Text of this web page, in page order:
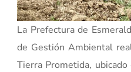
La Prefectura de
de Gestión Ambiental
Tierra Prometida,